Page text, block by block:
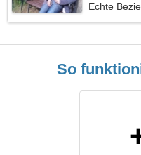
Echte
So